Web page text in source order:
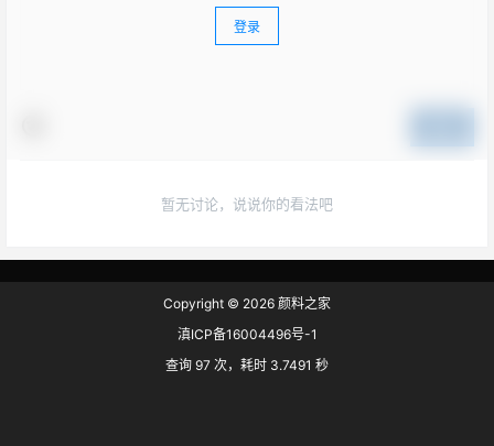
登录
暂无讨论，说说你的看法吧
Copyright © 2026 颜料之家
滇ICP备16004496号-1
查询 97 次，耗时 3.7491 秒